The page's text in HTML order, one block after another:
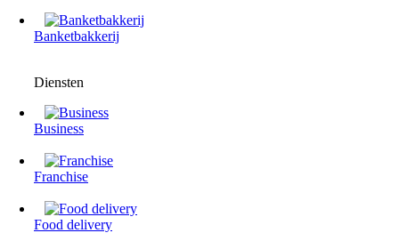
Banketbakkerij
Diensten
Business
Franchise
Food delivery